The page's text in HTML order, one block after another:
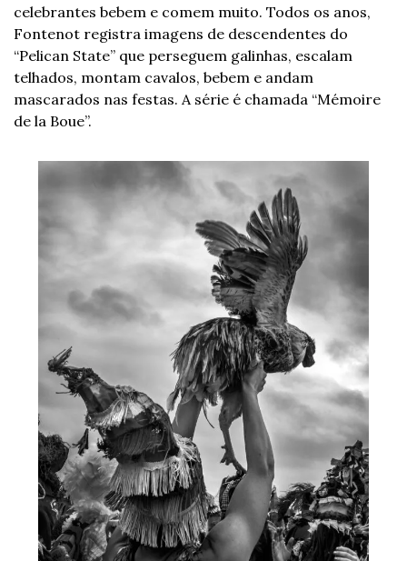
celebrantes bebem e comem muito. Todos os anos,
Fontenot registra imagens de descendentes do
“Pelican State” que perseguem galinhas, escalam
telhados, montam cavalos, bebem e andam
mascarados nas festas. A série é chamada “Mémoire
de la Boue”.